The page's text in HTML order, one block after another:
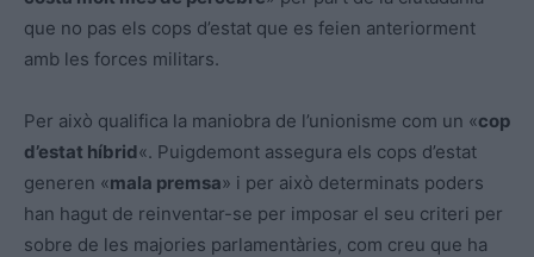
que no pas els cops d’estat que es feien anteriorment
amb les forces militars.
Per això qualifica la maniobra de l’unionisme com un «cop
d’estat híbrid«. Puigdemont assegura els cops d’estat
generen «mala premsa» i per això determinats poders
han hagut de reinventar-se per imposar el seu criteri per
sobre de les majories parlamentàries, com creu que ha